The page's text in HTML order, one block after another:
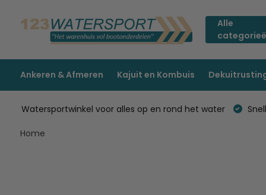
Alle
Ankeren & Afmeren Kajuit en Kombuis
Watersportwinkel voor alles op en rond het water
Home